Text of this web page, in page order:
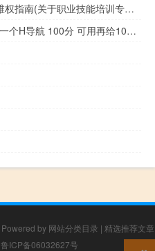
职业技能培训专用教材·农民工维权指南(关于职业技能培训专用教材·农民工维权指南简述)
帝王导航福利精品100（给我发一个H导航 100分 可用再给100）
Powered by 网站分类目录 | 精选推荐文章
鲁ICP备06032627号